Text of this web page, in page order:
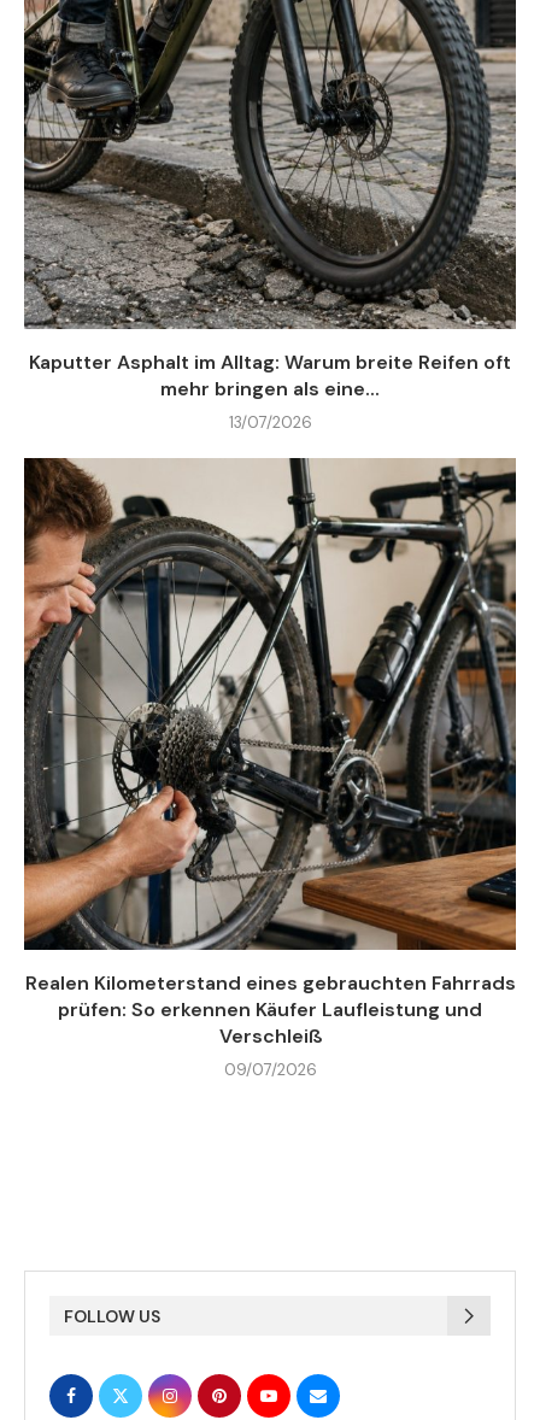
Kaputter Asphalt im Alltag: Warum breite Reifen oft
mehr bringen als eine...
13/07/2026
Realen Kilometerstand eines gebrauchten Fahrrads
prüfen: So erkennen Käufer Laufleistung und
Verschleiß
09/07/2026
FOLLOW US